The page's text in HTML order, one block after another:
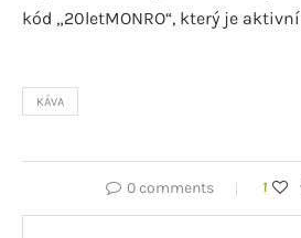
kód „20letMONRO“, který je
KÁVA
0 comments 1